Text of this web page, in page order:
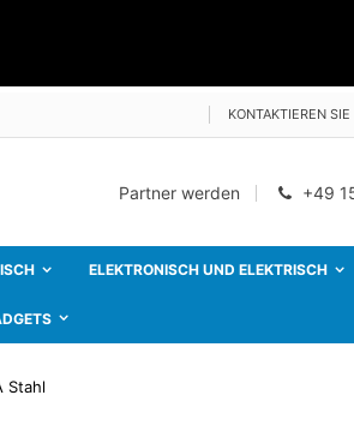
KONTAKTIEREN
Partner werden +49
ELEKTRONISCH UND ELEKTRISCH
Stahl